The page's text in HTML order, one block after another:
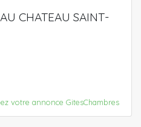
CHATEAU SAINT-
votre annonce GitesChambres